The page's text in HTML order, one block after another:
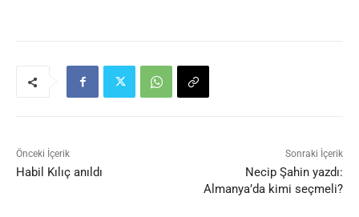
Önceki İçerik
Habil Kılıç anıldı
Sonraki İçerik
Necip Şahin yazdı:
Almanya’da kimi seçmeli?